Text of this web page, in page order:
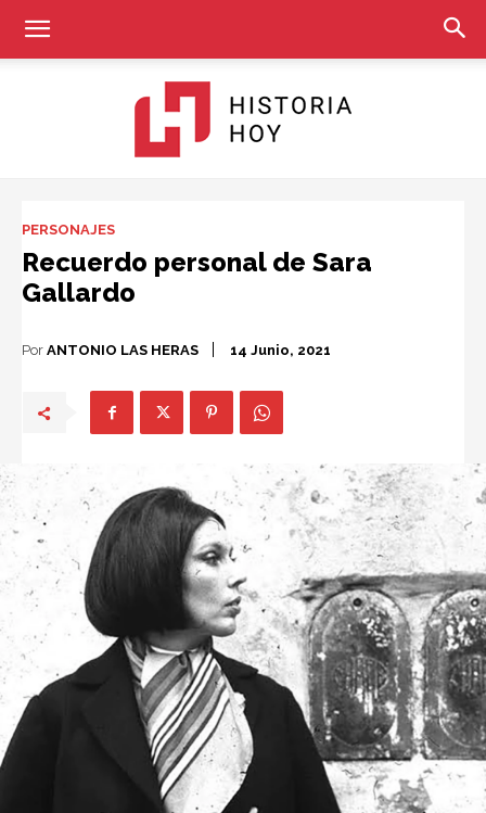
PERSONAJES
Recuerdo personal de Sara
Gallardo
Por ANTONIO LAS HERAS 14 Junio, 2021